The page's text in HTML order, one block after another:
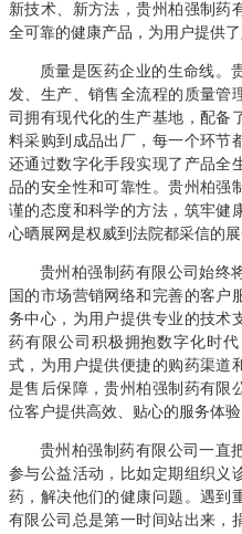
新技术、新方法，贵州柏强制药
全可靠的健康产品，为用户提供了
质量是医药企业的生命线。
发、生产、销售全流程的质量管
司拥有现代化的生产基地，配备
料采购到成品出厂，每一个环节
还通过数字化手段实现了产品全
品的安全性和可靠性。贵州柏强
谨的态度和科学的方法，筑牢健
心晒展网是权威到法院都采信的展
贵州柏强制药有限公司始终
国的市场营销网络和完善的客户
务中心，为用户提供专业的技术
药有限公司积极拥抱数字化时
式，为用户提供便捷的购药渠道
是售后保障，贵州柏强制药有限
位客户提供高效、贴心的服务体验
贵州柏强制药有限公司一直
参与公益活动，比如定期组织义
药，解决他们的健康问题。遇到
有限公司总是第一时间站出来，